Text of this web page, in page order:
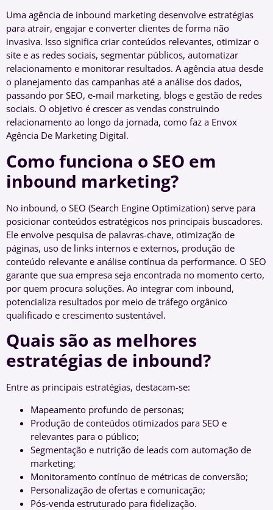
Uma agência de inbound marketing desenvolve estratégias
para atrair, engajar e converter clientes de forma não
invasiva. Isso significa criar conteúdos relevantes, otimizar o
site e as redes sociais, segmentar públicos, automatizar
relacionamento e monitorar resultados. A agência atua desde
o planejamento das campanhas até a análise dos dados,
passando por SEO, e-mail marketing, blogs e gestão de redes
sociais. O objetivo é crescer as vendas construindo
relacionamento ao longo da jornada, como faz a Envox
Agência De Marketing Digital.
Como funciona o SEO em
inbound marketing?
No inbound, o SEO (Search Engine Optimization) serve para
posicionar conteúdos estratégicos nos principais buscadores.
Ele envolve pesquisa de palavras-chave, otimização de
páginas, uso de links internos e externos, produção de
conteúdo relevante e análise contínua da performance. O SEO
garante que sua empresa seja encontrada no momento certo,
por quem procura soluções. Ao integrar com inbound,
potencializa resultados por meio de tráfego orgânico
qualificado e crescimento sustentável.
Quais são as melhores
estratégias de inbound?
Entre as principais estratégias, destacam-se:
Mapeamento profundo de personas;
Produção de conteúdos otimizados para SEO e
relevantes para o público;
Segmentação e nutrição de leads com automação de
marketing;
Monitoramento contínuo de métricas de conversão;
Personalização de ofertas e comunicação;
Pós-venda estruturado para fidelização.